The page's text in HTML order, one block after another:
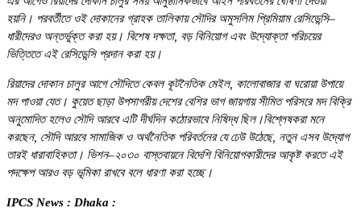
হয়নি। পরবর্তীতে ওই দোকানের গ্রাহক তালিকায় সৌদির অমুসলিম প্রিমিয়াম রেসিডেন্সি–
ধারীদেরও অন্তর্ভুক্ত করা হয়। বিশেষ দক্ষতা, বড় বিনিয়োগ এবং উদ্যোক্তা পরিচয়ের
ভিত্তিতে এই রেসিডেন্সি প্রদান করা হয়।
রিয়াদের দোকান চালুর আগে সৌদিতে কেবল কূটনৈতিক মেইল, কালোবাজার বা ঘরোয়া উপায়ে
মদ পাওয়া যেত। কুয়েত ছাড়া উপসাগরীয় দেশের বেশির ভাগ জায়গায় সীমিত পরিসরে মদ বিক্রি
অনুমোদিত হলেও সৌদি আরবে এটি দীর্ঘদিন কঠোরভাবে নিষিদ্ধ ছিল।বিশ্লেষকরা মনে
করছেন, সৌদি আরবে সামাজিক ও অর্থনৈতিক পরিবর্তনের যে ঢেউ উঠেছে, নতুন এসব উদ্যোগ
তারই ধারাবাহিকতা। ভিশন–২০৩০ বাস্তবায়নে বিদেশি বিনিয়োগকারীদের আকৃষ্ট করতে এই
পদক্ষেপ আরও বড় ভূমিকা রাখবে বলে ধারণা করা হচ্ছে।
IPCS News : Dhaka :